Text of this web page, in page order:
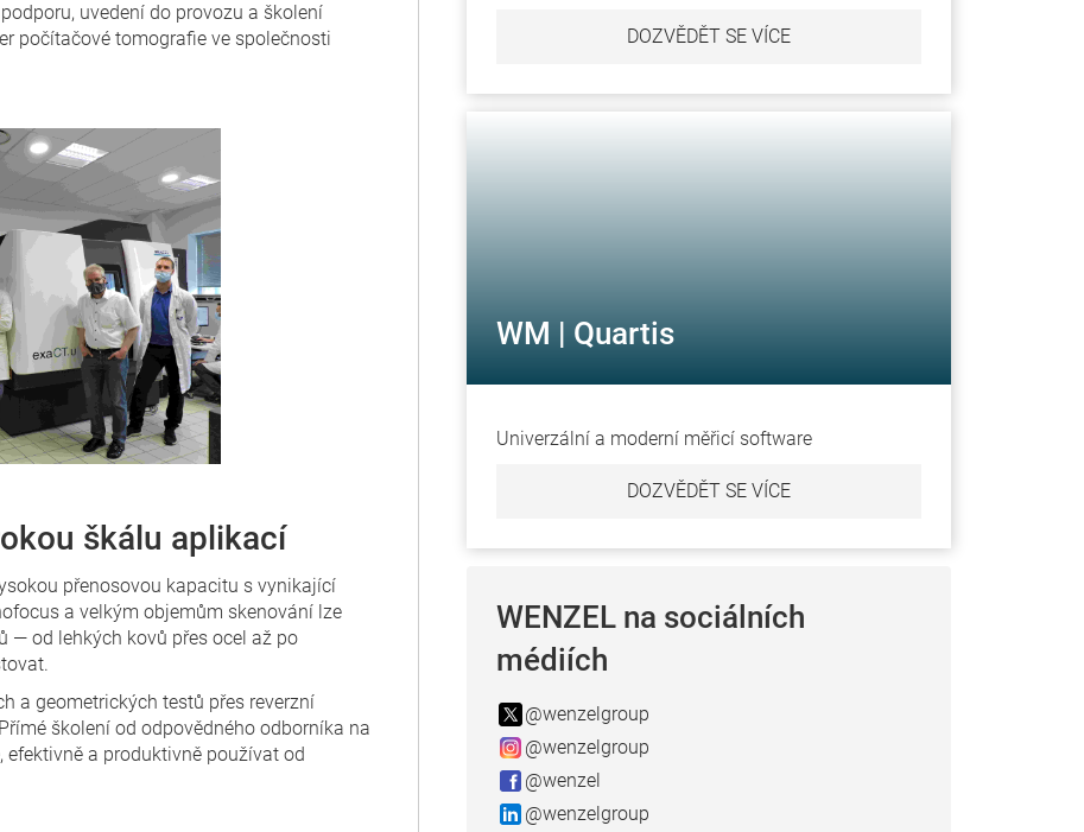
uvedení do provozu a školení
počítačové tomografie ve společnosti
škálu aplikací
přenosovou kapacitu s vynikající
a velkým objemům skenování lze
— od lehkých kovů přes ocel až po
a geometrických testů přes reverzní
školení od odpovědného odborníka na
efektivně a produktivně používat od
DOZVĚDĚT SE VÍCE
WM | Quartis
Univerzální a moderní měřicí software
DOZVĚDĚT SE VÍCE
WENZEL na sociálních
médiích
@wenzelgroup
@wenzelgroup
@wenzel
@wenzelgroup